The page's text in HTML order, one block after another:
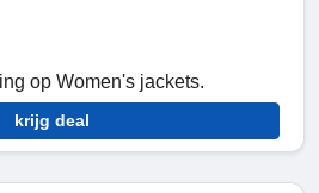
op Women's jackets.
krijg deal